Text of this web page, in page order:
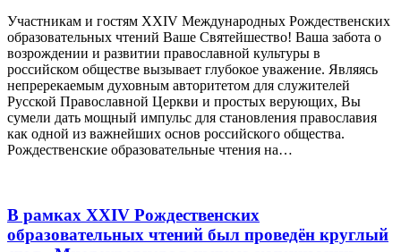
Участникам и гостям XXIV Международных Рождественских
образовательных чтений Ваше Святейшество! Ваша забота о
возрождении и развитии православной культуры в
российском обществе вызывает глубокое уважение. Являясь
непререкаемым духовным авторитетом для служителей
Русской Православной Церкви и простых верующих, Вы
сумели дать мощный импульс для становления православия
как одной из важнейших основ российского общества.
Рождественские образовательные чтения на…
В рамках XXIV Рождественских
образовательных чтений был проведён круглый